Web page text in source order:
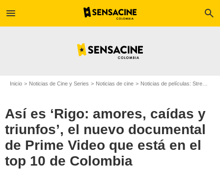
menu search
Inicio Noticias de Cine y Series Noticias de cine Noticias de películas: Streaming
Así es ‘Rigo: amores, caídas y
triunfos’, el nuevo documental
de Prime Video que está en el
top 10 de Colombia